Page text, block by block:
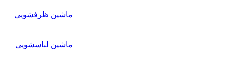
ماشین ظرفشویی
ماشین لباسشویی